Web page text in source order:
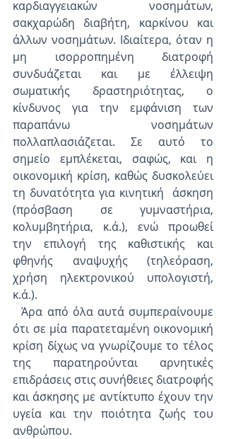
καρδιαγγειακών νοσημάτων,
σακχαρώδη διαβήτη, καρκίνου και
άλλων νοσημάτων. Ιδιαίτερα, όταν η
μη ισορροπημένη διατροφή
συνδυάζεται και με έλλειψη
σωματικής δραστηριότητας, ο
κίνδυνος για την εμφάνιση των
παραπάνω νοσημάτων
πολλαπλασιάζεται. Σε αυτό το
σημείο εμπλέκεται, σαφώς, και η
οικονομική κρίση, καθώς δυσκολεύει
τη δυνατότητα για κινητική  άσκηση
(πρόσβαση σε γυμναστήρια,
κολυμβητήρια, κ.ά.), ενώ προωθεί
την επιλογή της καθιστικής και
φθηνής αναψυχής (τηλεόραση,
χρήση ηλεκτρονικού υπολογιστή,
κ.ά.).
  Άρα από όλα αυτά συμπεραίνουμε
ότι σε μία παρατεταμένη οικονομική
κρίση δίχως να γνωρίζουμε το τέλος
της παρατηρούνται αρνητικές
επιδράσεις στις συνήθειες διατροφής
και άσκησης με αντίκτυπο έχουν την
υγεία και την ποιότητα ζωής του
ανθρώπου.